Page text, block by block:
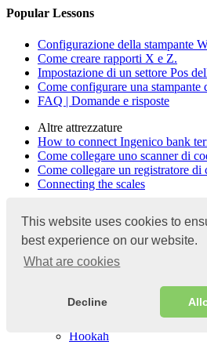
This website uses cookies to
best experience on our website.
What are cookies
Decline
Popular Lessons
Configurazione della stampante
Come creare rapporti X e Z.
Impostazione di un settore Pos
Come configurare una
FAQ | Domande e risposte
Altre attrezzature
How to connect Ingenico bank
Come collegare uno scanner di
Come collegare un registratore di
Connecting the scales
Skyservice
Principale
Informazioni sul prodotto
Caffè
Hookah